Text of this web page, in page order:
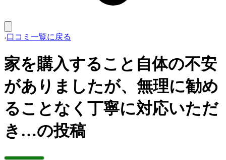
口コミ一覧に戻る
家を購入すること自体の不安
がありましたが、無理に勧め
ることなく丁寧に対応いただ
き…の投稿